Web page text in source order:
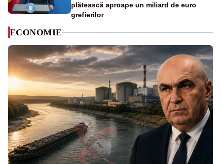
plătească aproape un miliard de euro
grefierilor
ECONOMIE